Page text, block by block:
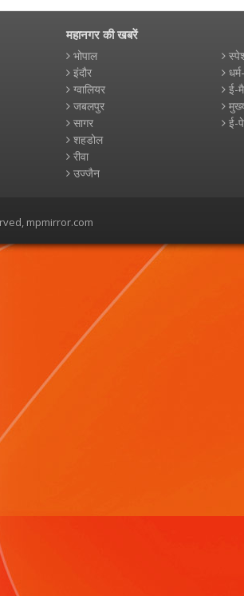
महानगर की खबरें
भोपाल
इंदौर
ग्वालियर
जबलपुर
सागर
शहडोल
रीवा
उज्जैन
ई-
ई-
mpmirror.com